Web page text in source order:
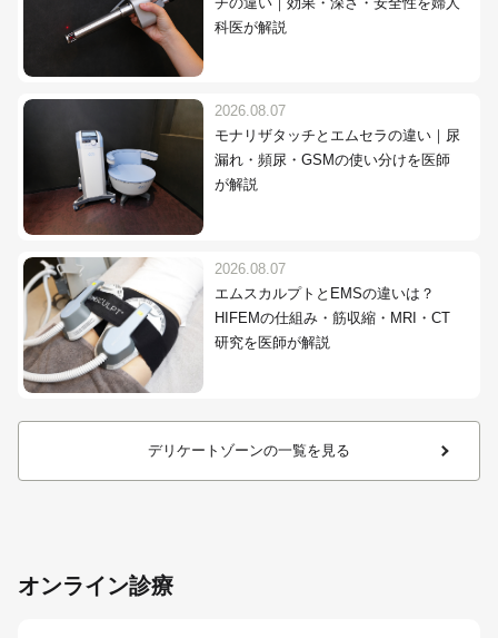
科医が解説
2026.08.07
モナリザタッチとエムセラの違い｜尿
漏れ・頻尿・GSMの使い分けを医師
が解説
2026.08.07
エムスカルプトとEMSの違いは？
HIFEMの仕組み・筋収縮・MRI・CT
研究を医師が解説
デリケートゾーンの一覧を見る
オンライン診療